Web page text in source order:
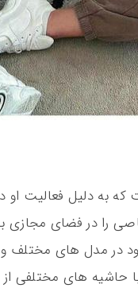
که به دلیل فعالیت
را در فضای مجازی
در مدل های
حاشیه های مختلفی از